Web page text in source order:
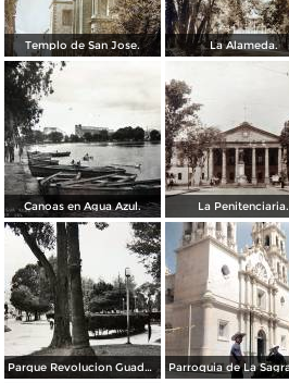
Templo de San Jose. La Alameda.
Canoas en Agua Azul. La Penitenciaria.
Parque Revolucion Guadalajara, Jalisco.